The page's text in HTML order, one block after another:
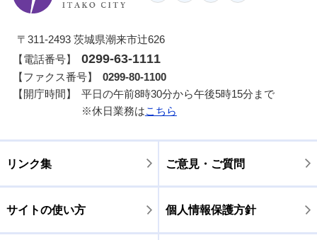
〒311-2493 茨城県潮来市辻626
【電話番号】
0299-63-1111
【ファクス番号】
0299-80-1100
【開庁時間】
平日の午前8時30分から午後5時15分まで
※休日業務はこちら
リンク集 ご意見・ご質問
サイトの使い方 個人情報保護方針